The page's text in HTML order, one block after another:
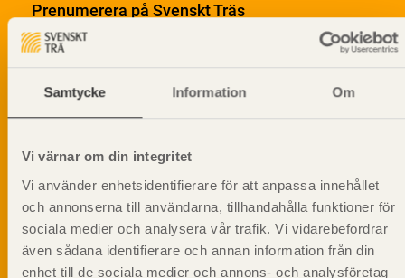
Samtycke Information Om
Vi värnar om din integritet
Vi använder enhetsidentifierare för att anpassa innehållet
och annonserna till användarna, tillhandahålla funktioner för
sociala medier och analysera vår trafik. Vi vidarebefordrar
även sådana identifierare och annan information från din
enhet till de sociala medier och annons- och analysföretag
Prenumerera på Svenskt Träs
informationsutskick!